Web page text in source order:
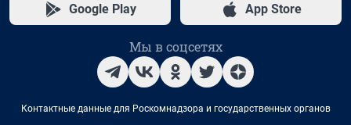
Google Play App Store
Мы в соцсетях
Контактные данные для Роскомнадзора и государственных органов